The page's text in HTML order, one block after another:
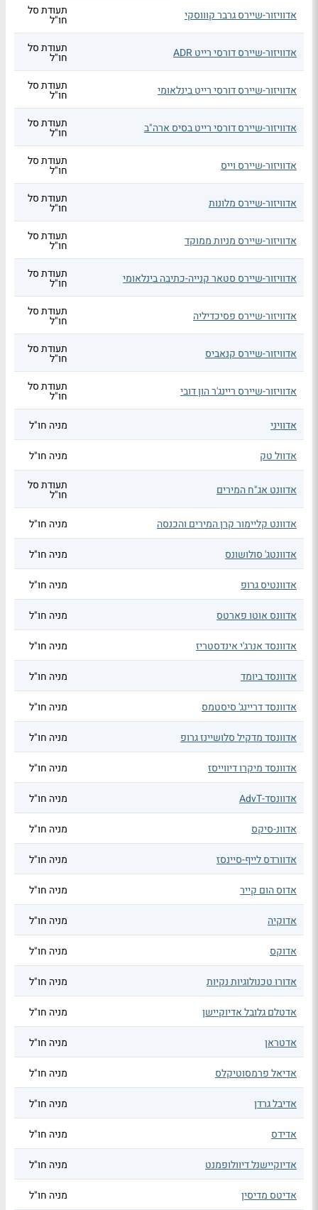
אדוויזור-שיירס גרבר קוווסקי תעודת סל
חו"ל
אדוויזור-שיירס דורסי רייט ADR תעודת סל
חו"ל
אדוויזור-שיירס דורסי רייט בינלאומי תעודת סל
חו"ל
אדוויזור-שיירס דורסי רייט בסיס ארה"ב תעודת סל
חו"ל
אדוויזור-שיירס וייס תעודת סל
חו"ל
אדוויזור-שיירס מלונות תעודת סל
חו"ל
אדוויזור-שיירס מניות ממוקד תעודת סל
חו"ל
אדוויזור-שיירס סטאר קנייה-כתיבה בינלאומי תעודת סל
חו"ל
אדוויזור-שיירס פסיכדיליה תעודת סל
חו"ל
אדוויזור-שיירס קנאביס תעודת סל
חו"ל
אדוויזור-שיירס ריינג'ר הון דובי תעודת סל
חו"ל
אדוויני
מניה חו"ל
אדוול טק מניה חו"ל
אדוונט אג"ח המירים תעודת סל
חו"ל
אדוונט קליימור קרן המירים והכנסה
מניה חו"ל
אדוונטג' סולושונס מניה חו"ל
אדוונטיס גרופ מניה חו"ל
אדוונס אוטו פארטס מניה חו"ל
אדוונסד אנרג'י אינדסטריז מניה חו"ל
אדוונסד ביומד מניה חו"ל
אדוונסד דריינג' סיסטמס מניה חו"ל
אדוונסד מדקיל סלושיינז גרופ מניה חו"ל
אדוונסד מיקרו דיווייסז מניה חו"ל
אדוונסד-AdvT מניה חו"ל
אדוונ-סיקס מניה חו"ל
אדוורדס לייף-סיינסז מניה חו"ל
אדוס הום קייר מניה חו"ל
אדוקיה מניה חו"ל
אדוקס מניה חו"ל
אדורו טכנולוגיות נקיות מניה חו"ל
אדטלם גלובל אדיוקיישן מניה חו"ל
אדטראן מניה חו"ל
אדיאל פרמסוטיקלס מניה חו"ל
אדיבל גרדן מניה חו"ל
אדידס מניה חו"ל
אדיוקיישנל דיוולופמנט מניה חו"ל
אדיטס מדיסין מניה חו"ל